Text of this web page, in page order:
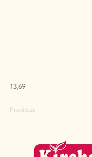
13,69
Previous